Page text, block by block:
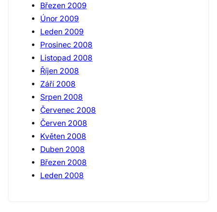
Březen 2009
Únor 2009
Leden 2009
Prosinec 2008
Listopad 2008
Říjen 2008
Září 2008
Srpen 2008
Červenec 2008
Červen 2008
Květen 2008
Duben 2008
Březen 2008
Leden 2008